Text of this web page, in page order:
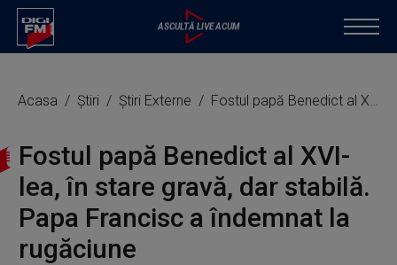
Acasa Știri Știri Externe Fostul papă Benedict al XVI-lea, în stare gravă, dar stabilă. Papa Francisc a îndemnat la rugăciune
Fostul papă Benedict al XVI-
lea, în stare gravă, dar stabilă.
Papa Francisc a îndemnat la
rugăciune